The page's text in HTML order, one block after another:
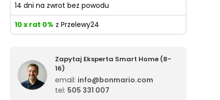
14 dni na zwrot bez powodu
10 x rat 0% z Przelewy24
Zapytaj Eksperta Smart Home (8-
16)
email: info@bonmario.com
tel: 505 331 007